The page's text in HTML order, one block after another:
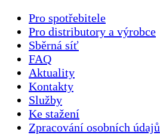
Pro spotřebitele
Pro distributory a výrobce
Sběrná síť
FAQ
Aktuality
Kontakty
Služby
Ke stažení
Zpracování osobních údajů